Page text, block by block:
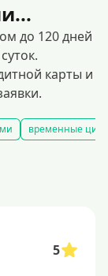
до 120 дней
карты и
временные
5